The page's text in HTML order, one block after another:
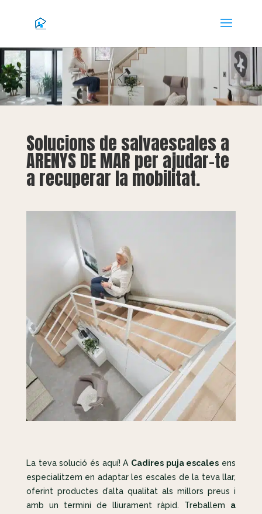
Solucions de salvaescales a
ARENYS DE MAR per ajudar-te
a recuperar la mobilitat.
La teva solució és aquí! A Cadires puja escales ens
especialitzem en adaptar les escales de la teva llar,
oferint productes d’alta qualitat als millors preus i
amb un termini de lliurament ràpid. Treballem a